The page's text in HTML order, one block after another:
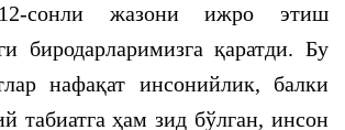
сонли жазони ижро этиш
биродарларимизга қаратди. Бу
нафақат инсонийлик, балки
табиатга ҳам зид бўлган, инсон